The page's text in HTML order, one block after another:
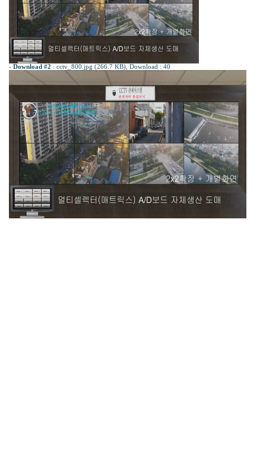
- Download #2 : cctv_800.jpg (266.7 KB) , Download : 40